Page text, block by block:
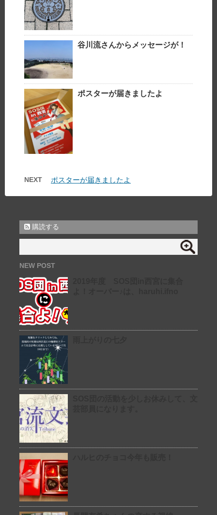
谷川流さんからメッセージが！
ポスターが届きましたよ
NEXT ポスターが届きましたよ
購読する
NEW POST